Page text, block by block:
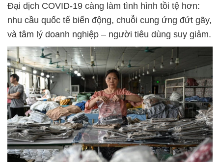
Đại dịch COVID-19 càng làm tình hình tồi tệ hơn:
nhu cầu quốc tế biến động, chuỗi cung ứng đứt gãy,
và tâm lý doanh nghiệp – người tiêu dùng suy giảm.